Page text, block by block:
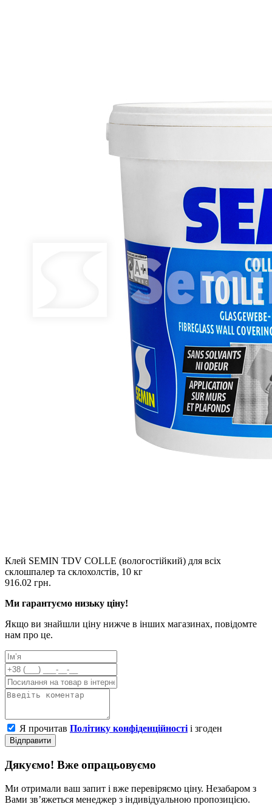
Клей SEMIN TDV COLLE (вологостійкий) для всіх
склошпалер та склохолстів, 10 кг
916.02 грн.
Ми гарантуємо низьку ціну!
Якщо ви знайшли ціну нижче в інших магазинах, повідомте
нам про це.
Я прочитав Політику конфіденційності і згоден
Відправити
Дякуємо! Вже опрацьовуємо
Ми отримали ваш запит і вже перевіряємо ціну. Незабаром з
Вами зв’яжеться менеджер з індивідуальною пропозицією.